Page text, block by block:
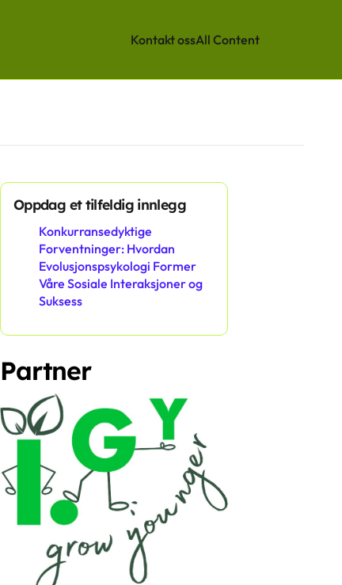
Kontakt ossAll Content
Oppdag et tilfeldig innlegg
Konkurransedyktige
Forventninger: Hvordan
Evolusjonspsykologi Former
Våre Sosiale Interaksjoner og
Suksess
Partner